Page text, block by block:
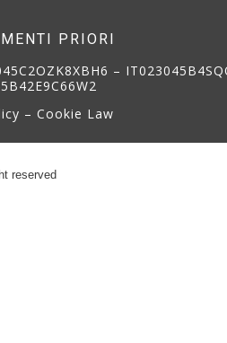
PRIORI
–
– Cookie Law
reserved